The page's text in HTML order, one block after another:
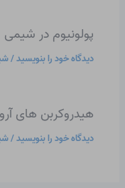
پولونیوم در شیمی
دیدگاه‌ خود را بنویسید/
هیدروکربن های
دیدگاه‌ خود را بنویسید/